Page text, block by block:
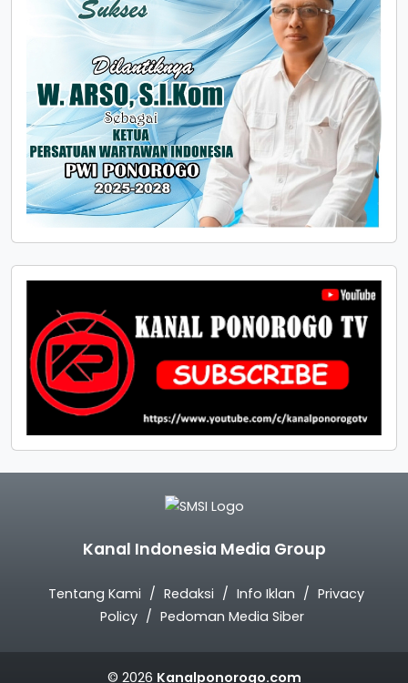
Kanal Indonesia Media Group
Tentang Kami Redaksi Info Iklan
Privacy
Policy
Pedoman Media Siber
© 2026 Kanalponorogo.com